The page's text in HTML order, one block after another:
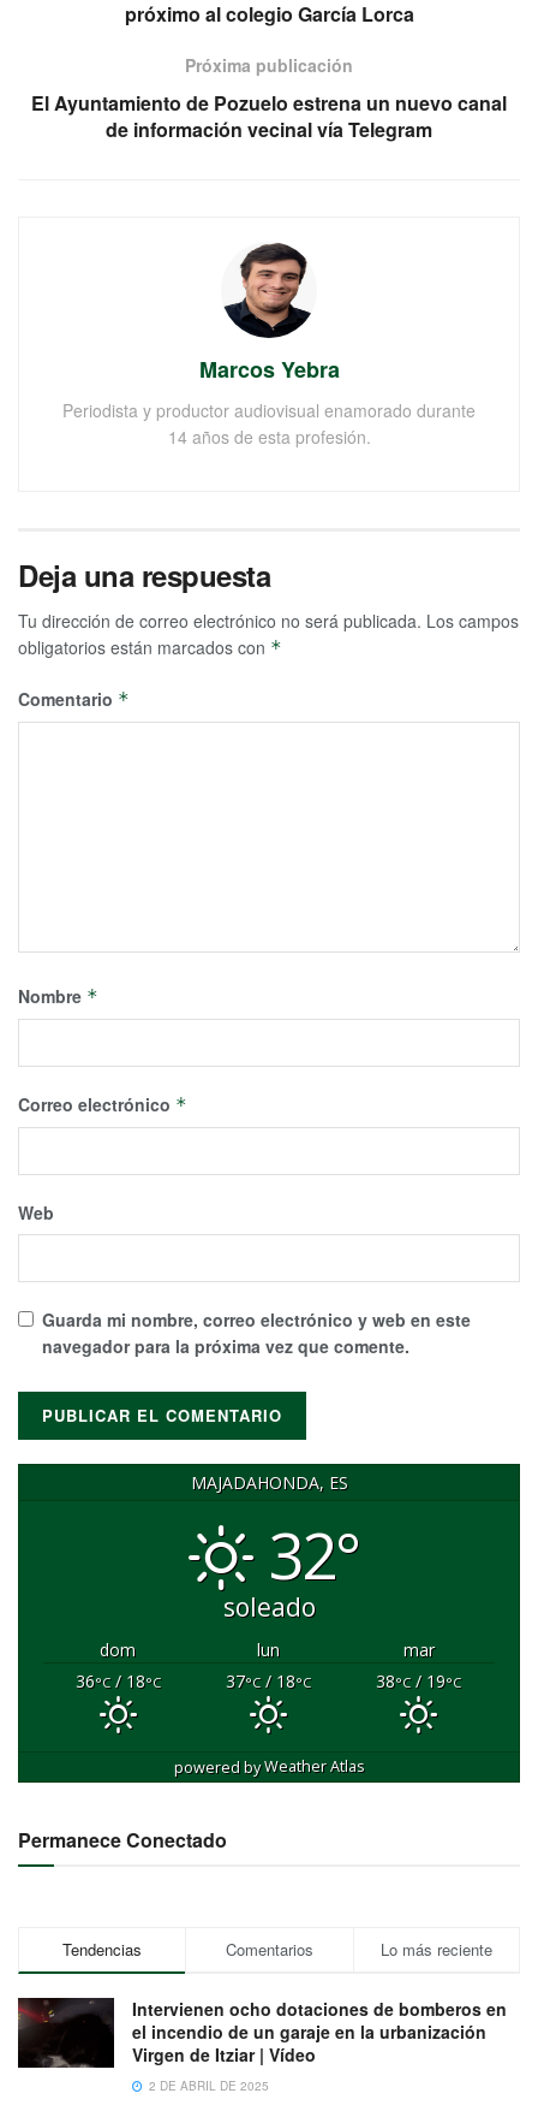
próximo al colegio García Lorca
Próxima publicación
El Ayuntamiento de Pozuelo estrena un nuevo canal
de información vecinal vía Telegram
Marcos Yebra
Periodista y productor audiovisual enamorado durante
14 años de esta profesión.
Deja una respuesta
Tu dirección de correo electrónico no será publicada. Los campos
obligatorios están marcados con *
Comentario *
Nombre *
Correo electrónico *
Web
Guarda mi nombre, correo electrónico y web en este
navegador para la próxima vez que comente.
MAJADAHONDA, ES
32°
soleado
dom lun
mar
36°C/ 18°C 37°C/ 18°C 38°C/ 19°C
powered byWeather Atlas
Permanece Conectado
Tendencias Comentarios Lo más reciente
Intervienen ocho dotaciones de bomberos en
el incendio de un garaje en la urbanización
Virgen de Itziar | Vídeo
2 DE ABRIL DE 2025